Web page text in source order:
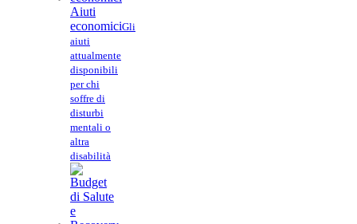
Aiuti
economiciGli
aiuti
attualmente
disponibili
per chi
soffre di
disturbi
mentali o
altra
disabilità